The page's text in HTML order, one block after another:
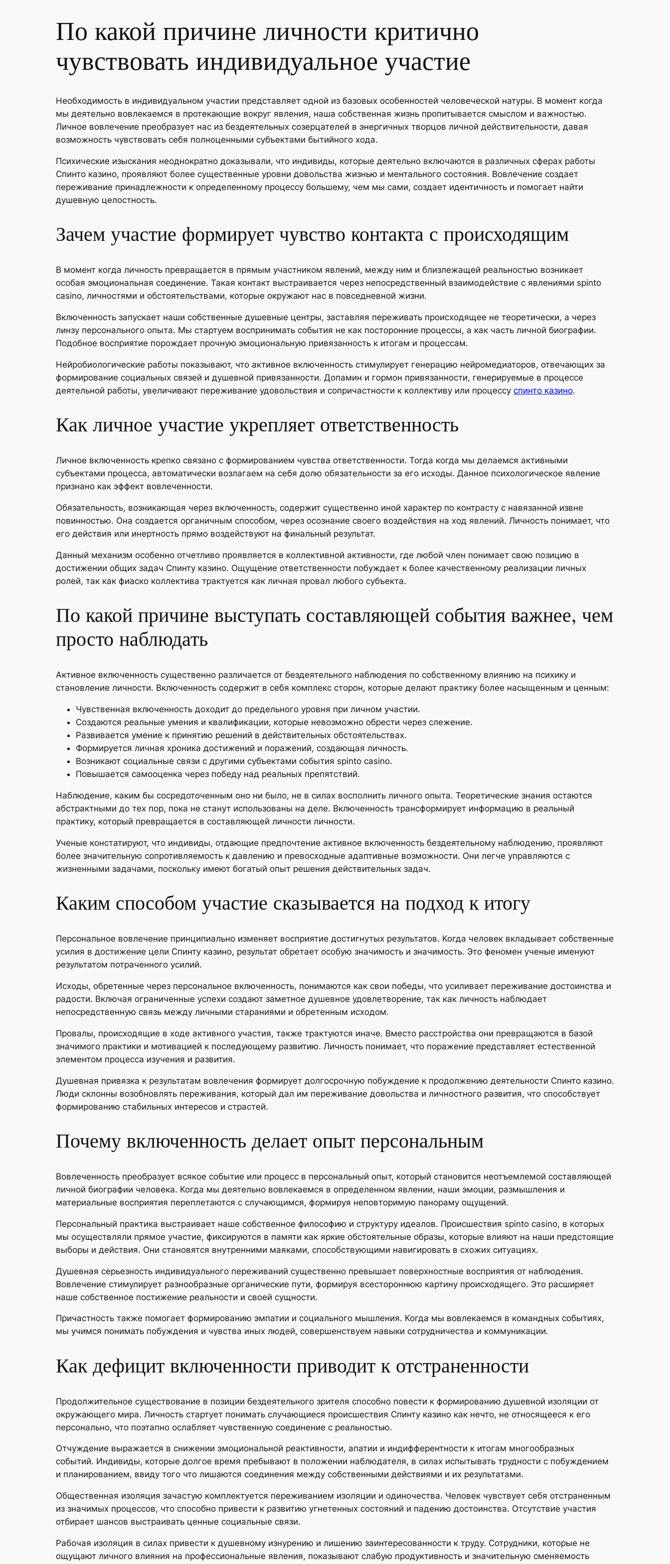
По какой причине личности критично
чувствовать индивидуальное участие
Необходимость в индивидуальном участии представляет одной из базовых особенностей человеческой натуры. В момент когда
мы деятельно вовлекаемся в протекающие вокруг явления, наша собственная жизнь пропитывается смыслом и важностью.
Личное вовлечение преобразует нас из бездеятельных созерцателей в энергичных творцов личной действительности, давая
возможность чувствовать себя полноценными субъектами бытийного хода.
Психические изыскания неоднократно доказывали, что индивиды, которые деятельно включаются в различных сферах работы
Спинто казино, проявляют более существенные уровни довольства жизнью и ментального состояния. Вовлечение создает
переживание принадлежности к определенному процессу большему, чем мы сами, создает идентичность и помогает найти
душевную целостность.
Зачем участие формирует чувство контакта с происходящим
В момент когда личность превращается в прямым участником явлений, между ним и близлежащей реальностью возникает
особая эмоциональная соединение. Такая контакт выстраивается через непосредственный взаимодействие с явлениями spinto
casino, личностями и обстоятельствами, которые окружают нас в повседневной жизни.
Включенность запускает наши собственные душевные центры, заставляя переживать происходящее не теоретически, а через
линзу персонального опыта. Мы стартуем воспринимать события не как посторонние процессы, а как часть личной биографии.
Подобное восприятие порождает прочную эмоциональную привязанность к итогам и процессам.
Нейробиологические работы показывают, что активное включенность стимулирует генерацию нейромедиаторов, отвечающих за
формирование социальных связей и душевной привязанности. Допамин и гормон привязанности, генерируемые в процессе
деятельной работы, увеличивают переживание удовольствия и сопричастности к коллективу или процессу спинто казино.
Как личное участие укрепляет ответственность
Личное включенность крепко связано с формированием чувства ответственности. Тогда когда мы делаемся активными
субъектами процесса, автоматически возлагаем на себя долю обязательности за его исходы. Данное психологическое явление
признано как эффект вовлеченности.
Обязательность, возникающая через включенность, содержит существенно иной характер по контрасту с навязанной извне
повинностью. Она создается органичным способом, через осознание своего воздействия на ход явлений. Личность понимает, что
его действия или инертность прямо воздействуют на финальный результат.
Данный механизм особенно отчетливо проявляется в коллективной активности, где любой член понимает свою позицию в
достижении общих задач Спинту казино. Ощущение ответственности побуждает к более качественному реализации личных
ролей, так как фиаско коллектива трактуется как личная провал любого субъекта.
По какой причине выступать составляющей события важнее, чем
просто наблюдать
Активное включенность существенно различается от бездеятельного наблюдения по собственному влиянию на психику и
становление личности. Включенность содержит в себя комплекс сторон, которые делают практику более насыщенным и ценным:
Чувственная включенность доходит до предельного уровня при личном участии.
Создаются реальные умения и квалификации, которые невозможно обрести через слежение.
Развивается умение к принятию решений в действительных обстоятельствах.
Формируется личная хроника достижений и поражений, создающая личность.
Возникают социальные связи с другими субъектами события spinto casino.
Повышается самооценка через победу над реальных препятствий.
Наблюдение, каким бы сосредоточенным оно ни было, не в силах восполнить личного опыта. Теоретические знания остаются
абстрактными до тех пор, пока не станут использованы на деле. Включенность трансформирует информацию в реальный
практику, который превращается в составляющей личности личности.
Ученые констатируют, что индивиды, отдающие предпочтение активное включенность бездеятельному наблюдению, проявляют
более значительную сопротивляемость к давлению и превосходные адаптивные возможности. Они легче управляются с
жизненными задачами, поскольку имеют богатый опыт решения действительных задач.
Каким способом участие сказывается на подход к итогу
Персональное вовлечение принципиально изменяет восприятие достигнутых результатов. Когда человек вкладывает собственные
усилия в достижение цели Спинту казино, результат обретает особую значимость и значимость. Это феномен ученые именуют
результатом потраченного усилий.
Исходы, обретенные через персональное включенность, понимаются как свои победы, что усиливает переживание достоинства и
радости. Включая ограниченные успехи создают заметное душевное удовлетворение, так как личность наблюдает
непосредственную связь между личными стараниями и обретенным исходом.
Провалы, происходящие в ходе активного участия, также трактуются иначе. Вместо расстройства они превращаются в базой
значимого практики и мотивацией к последующему развитию. Личность понимает, что поражение представляет естественной
элементом процесса изучения и развития.
Душевная привязка к результатам вовлечения формирует долгосрочную побуждение к продолжению деятельности Спинто казино.
Люди склонны возобновлять переживания, который дал им переживание довольства и личностного развития, что способствует
формированию стабильных интересов и страстей.
Почему включенность делает опыт персональным
Вовлеченность преобразует всякое событие или процесс в персональный опыт, который становится неотъемлемой составляющей
личной биографии человека. Когда мы деятельно вовлекаемся в определенном явлении, наши эмоции, размышления и
материальные восприятия переплетаются с случающимся, формируя неповторимую панораму ощущений.
Персональный практика выстраивает наше собственное философию и структуру идеалов. Происшествия spinto casino, в которых
мы осуществляли прямое участие, фиксируются в памяти как яркие обстоятельные образы, которые влияют на наши предстоящие
выборы и действия. Они становятся внутренними маяками, способствующими навигировать в схожих ситуациях.
Душевная серьезность индивидуального переживаний существенно превышает поверхностные восприятия от наблюдения.
Вовлечение стимулирует разнообразные органические пути, формируя всестороннюю картину происходящего. Это расширяет
наше собственное постижение реальности и своей сущности.
Причастность также помогает формированию эмпатии и социального мышления. Когда мы вовлекаемся в командных событиях,
мы учимся понимать побуждения и чувства иных людей, совершенствуем навыки сотрудничества и коммуникации.
Как дефицит включенности приводит к отстраненности
Продолжительное существование в позиции бездеятельного зрителя способно повести к формированию душевной изоляции от
окружающего мира. Личность стартует понимать случающиеся происшествия Спинту казино как нечто, не относящееся к его
персонально, что поэтапно ослабляет чувственную соединение с реальностью.
Отчуждение выражается в снижении эмоциональной реактивности, апатии и индифферентности к итогам многообразных
событий. Индивиды, которые долгое время пребывают в положении наблюдателя, в силах испытывать трудности с побуждением
и планированием, ввиду того что лишаются соединения между собственными действиями и их результатами.
Общественная изоляция зачастую комплектуется переживанием изоляции и одиночества. Человек чувствует себя отстраненным
из значимых процессов, что способно привести к развитию угнетенных состояний и падению достоинства. Отсутствие участия
отбирает шансов выстраивать ценные социальные связи.
Рабочая изоляция в силах привести к душевному изнурению и лишению заинтересованности к труду. Сотрудники, которые не
ощущают личного влияния на профессиональные явления, показывают слабую продуктивность и значительную сменяемость